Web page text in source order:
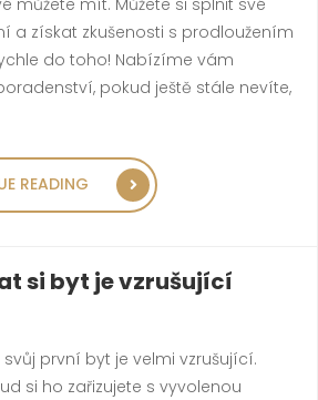
můžete mít. Můžete si splnit své
a získat zkušenosti s prodloužením
do toho! Nabízíme vám
pokud ještě stále nevíte,
READING „VÁŠ DĚTSKÝ SEN NA
si byt je vzrušující
svůj první byt je velmi vzrušující.
si ho zařizujete s vyvolenou